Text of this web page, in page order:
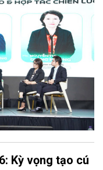
Kỳ vọng tạo cú